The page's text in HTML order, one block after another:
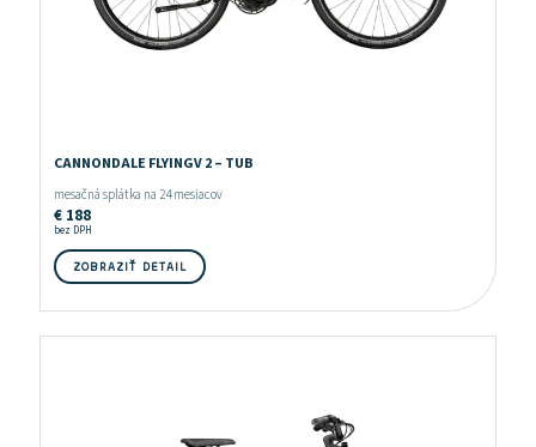
CANNONDALE FLYINGV 2 – TUB
mesačná splátka na 24 mesiacov
€ 188
bez DPH
ZOBRAZIŤ DETAIL